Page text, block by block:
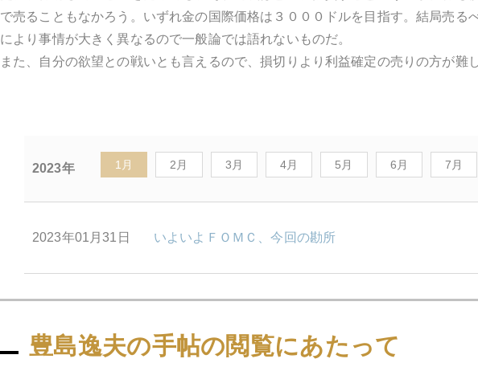
で売ることもなかろう。いずれ金の国際価格は３０００ドルを目指す。結局売
により事情が大きく異なるので一般論では語れないものだ。
また、自分の欲望との戦いとも言えるので、損切りより利益確定の売りの方が難
2023年 1月 2月 3月 4月 5月 6月 7月
2023年01月31日 いよいよＦＯＭＣ、今回の勘所
豊島逸夫の手帖の閲覧にあたって